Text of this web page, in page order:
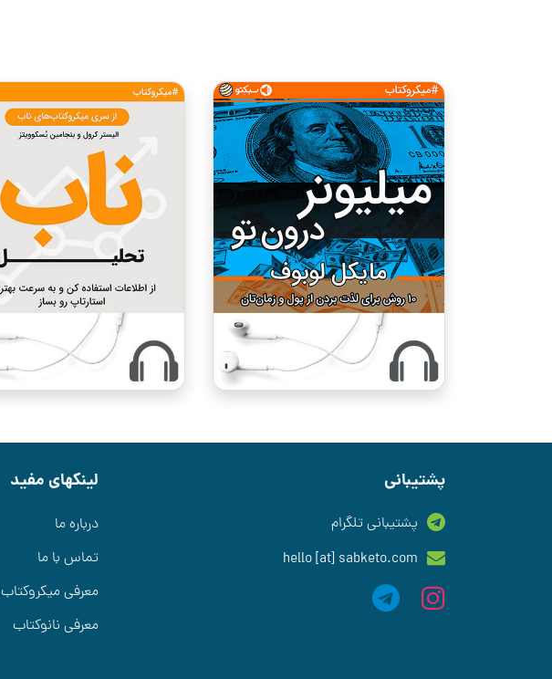
پشتیبانی
پشتیبانی تلگرام
hello [at] sabketo.com
لینکهای مفید
درباره ما
تماس با ما
معرفی میکروکتاب
معرفی نانوکتاب